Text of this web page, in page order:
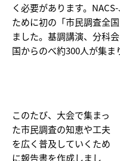
く必要があります。
ために初の「市民調査全
ました。基調講演、分科
国からのべ約300人が集ま
このたび、大会で集まっ
た市民調査の知恵や工夫
を広く普及していくため
に報告書を作成しまし